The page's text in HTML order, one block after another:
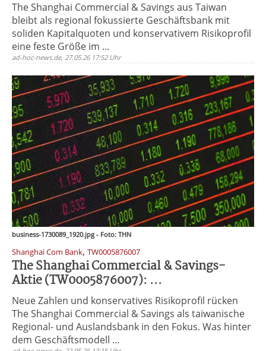
The Shanghai Commercial & Savings aus Taiwan
bleibt als regional fokussierte Geschäftsbank mit
soliden Kapitalquoten und konservativem Risikoprofil
eine feste Größe im ...
ad-hoc-news.de, 27.05.26 17:52 Uhr
business-1730089_1920.jpg - Foto: THN
Shanghai Com Bank, TW0005876007
The Shanghai Commercial & Savings-
Aktie (TW0005876007): ...
Neue Zahlen und konservatives Risikoprofil rücken
The Shanghai Commercial & Savings als taiwanische
Regional- und Auslandsbank in den Fokus. Was hinter
dem Geschäftsmodell ...